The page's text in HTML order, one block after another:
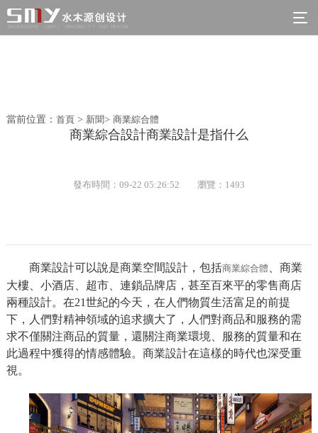
當前位置： 首頁> 新聞> 商業綜合體
商業綜合設計商業設計是指什么
發布時間：09-22 05:26:52 瀏覽：1493
商業設計可以說是商業空間設計，包括商業綜合體
、商業
大樓、小酒店、超市、連鎖品牌店，甚至百來平的零售商店
兩種設計。在21世紀的今天，在人們物質生活富足的前提
下，人們對精神領域的追求擴大了，人們對商品和服務的需
求不僅關注商品的質量，還關注商業環境、服務的質量和在
此過程中獲得的情感體驗。商業設計在這樣的時代也深受重
視。